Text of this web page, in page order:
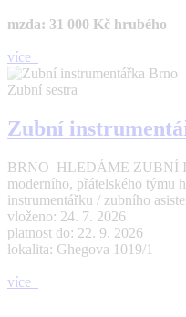
mzda: 31 000 Kč hrubého
více
Zubní sestra
Zubní
BRNO HLEDÁME ZUBNÍ
moderního, přátelského týmu
instrumentářku / zubního
vloženo: 24. 7. 2026
platnost do: 22. 9. 2026
lokalita: Ghegova 1019/1
více